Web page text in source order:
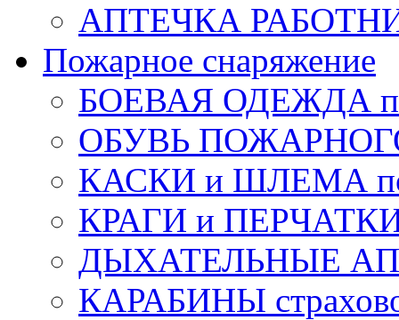
АПТЕЧКА
Пожарное снаряжение
БОЕВАЯ ОДЕЖДА
ОБУВЬ
КАСКИ и ШЛЕМА
КРАГИ и ПЕРЧАТКИ
ДЫХАТЕЛЬНЫЕ
КАРАБИНЫ